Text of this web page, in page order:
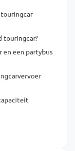
touringcar?
en een partybus